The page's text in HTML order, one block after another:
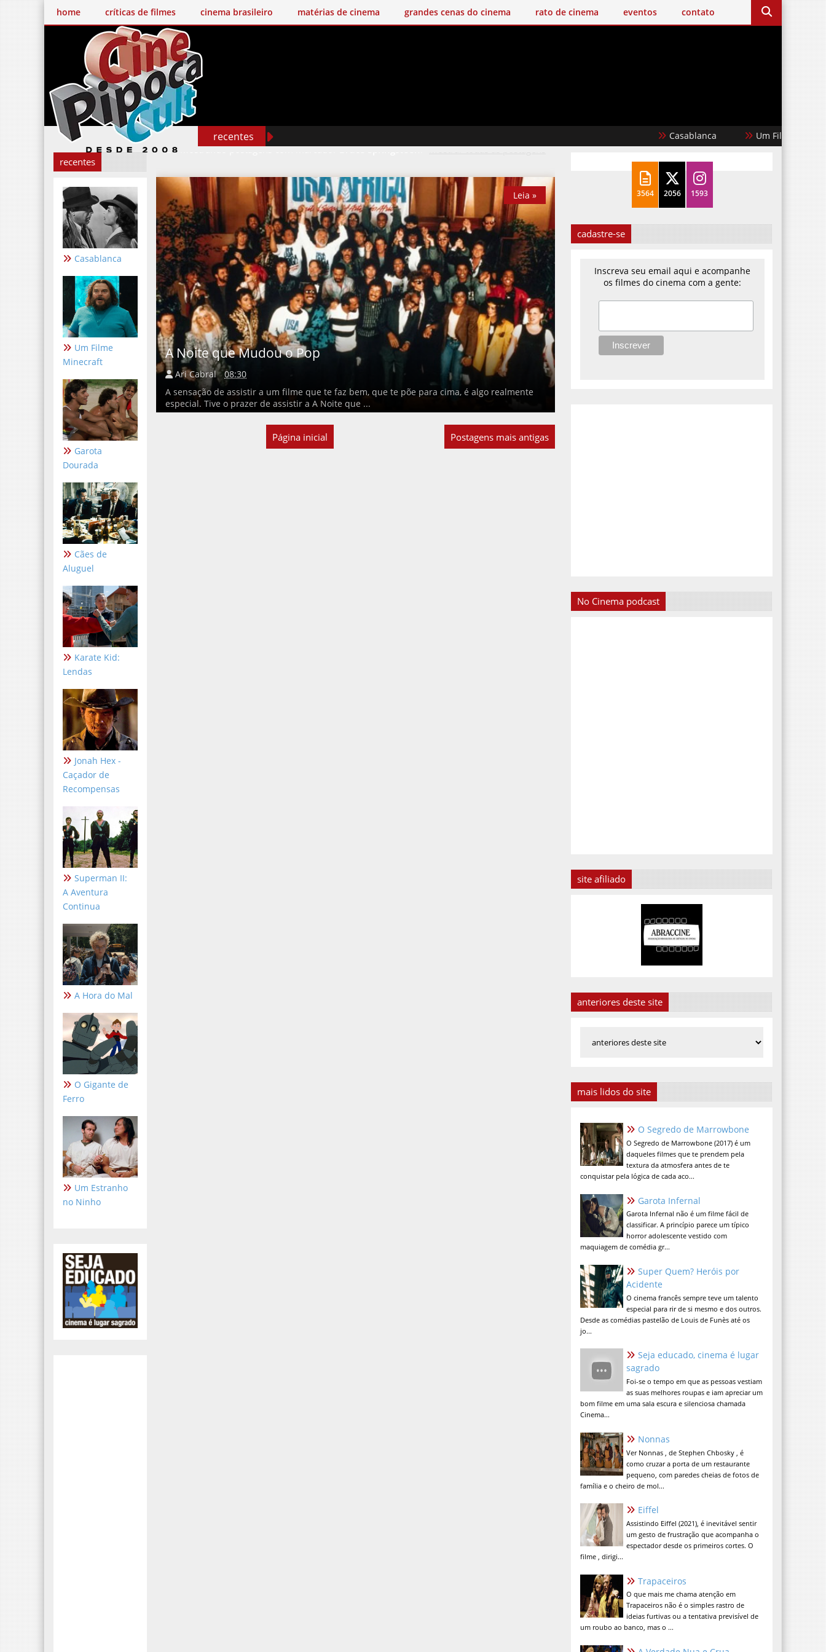
home críticas de filmes cinema brasileiro matérias de cinema grandes cenas do cinema rato de cinema eventos contato
recentes Casablanca Um Filme Minecraft
recentes
Casablanca
Um Filme
Minecraft
Garota
Dourada
Cães de
Aluguel
Karate Kid:
Lendas
Jonah Hex -
Caçador de
Recompensas
Superman II:
A Aventura
Continua
A Hora do Mal
O Gigante de
Ferro
Um Estranho
no Ninho
Mostrando postagens com marcadorBruce Springsteen. Mostrar todas as postagens
A Noite que Mudou o Pop
Ari Cabral
08:30
A sensação de assistir a um filme que te faz bem, que te põe para cima, é algo realmente
especial. Tive o prazer de assistir a A Noite que ...
Leia »
Leia »
Postagens mais antigas
Página inicial
3564 2056 1593
cadastre-se
Inscreva seu email aqui e acompanhe
os filmes do cinema com a gente:
No Cinema podcast
site afiliado
anteriores deste site
mais lidos do site
O Segredo de Marrowbone
O Segredo de Marrowbone (2017) é um
daqueles filmes que te prendem pela
textura da atmosfera antes de te
conquistar pela lógica de cada aco...
Garota Infernal
Garota Infernal não é um filme fácil de
classificar. A princípio parece um típico
horror adolescente vestido com
maquiagem de comédia gr...
Super Quem? Heróis por
Acidente
O cinema francês sempre teve um talento
especial para rir de si mesmo e dos outros.
Desde as comédias pastelão de Louis de Funès até os
jo...
Seja educado, cinema é lugar
sagrado
Foi-se o tempo em que as pessoas vestiam
as suas melhores roupas e iam apreciar um
bom filme em uma sala escura e silenciosa chamada
Cinema...
Nonnas
Ver Nonnas , de Stephen Chbosky , é
como cruzar a porta de um restaurante
pequeno, com paredes cheias de fotos de
família e o cheiro de mol...
Eiffel
Assistindo Eiffel (2021), é inevitável sentir
um gesto de frustração que acompanha o
espectador desde os primeiros cortes. O
filme , dirigi...
Trapaceiros
O que mais me chama atenção em
Trapaceiros não é o simples rastro de
ideias furtivas ou a tentativa previsível de
um roubo ao banco, mas o ...